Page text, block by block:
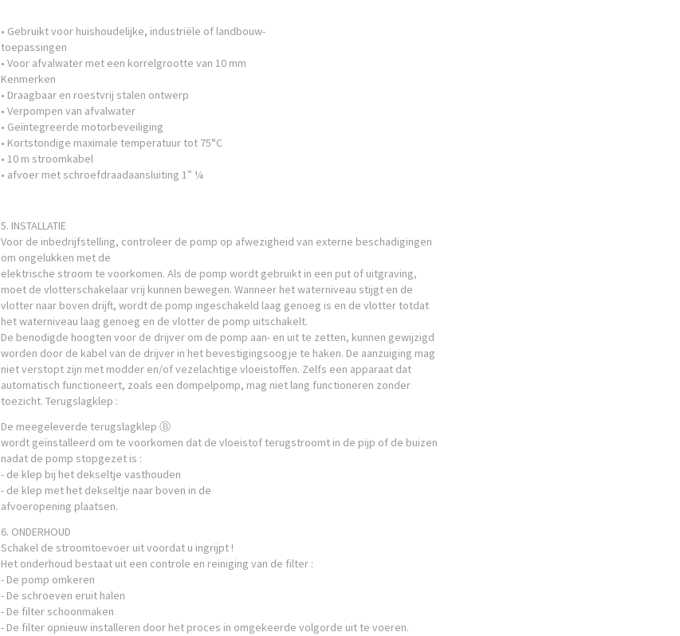
• Gebruikt voor huishoudelijke, industriële of landbouw-
toepassingen
• Voor afvalwater met een korrelgrootte van 10 mm
Kenmerken
• Draagbaar en roestvrij stalen ontwerp
• Verpompen van afvalwater
• Geïntegreerde motorbeveiliging
• Kortstondige maximale temperatuur tot 75°C
• 10 m stroomkabel
• afvoer met schroefdraadaansluiting 1” ¼
5. INSTALLATIE
Voor de inbedrijfstelling, controleer de pomp op afwezigheid van externe beschadigingen
om ongelukken met de
elektrische stroom te voorkomen. Als de pomp wordt gebruikt in een put of uitgraving,
moet de vlotterschakelaar vrij kunnen bewegen. Wanneer het waterniveau stijgt en de
vlotter naar boven drijft, wordt de pomp ingeschakeld laag genoeg is en de vlotter totdat
het waterniveau laag genoeg en de vlotter de pomp uitschakelt.
De benodigde hoogten voor de drijver om de pomp aan- en uit te zetten, kunnen gewijzigd
worden door de kabel van de drijver in het bevestigingsoogje te haken. De aanzuiging mag
niet verstopt zijn met modder en/of vezelachtige vloeistoffen. Zelfs een apparaat dat
automatisch functioneert, zoals een dompelpomp, mag niet lang functioneren zonder
toezicht. Terugslagklep :
De meegeleverde terugslagklep Ⓑ
wordt geïnstalleerd om te voorkomen dat de vloeistof terugstroomt in de pijp of de buizen
nadat de pomp stopgezet is :
- de klep bij het dekseltje vasthouden
- de klep met het dekseltje naar boven in de
afvoeropening plaatsen.
6. ONDERHOUD
Schakel de stroomtoevoer uit voordat u ingrijpt !
Het onderhoud bestaat uit een controle en reiniging van de filter :
- De pomp omkeren
- De schroeven eruit halen
- De filter schoonmaken
- De filter opnieuw installeren door het proces in omgekeerde volgorde uit te voeren.